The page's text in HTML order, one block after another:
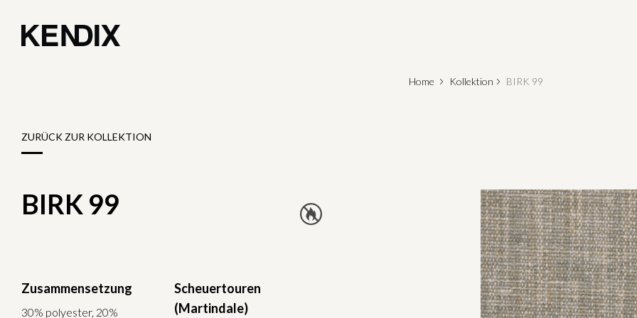
Home Kollektion BIRK 99
ZURÜCK ZUR KOLLEKTION
BIRK 99
Zusammensetzung
30% polyester, 20%
Scheuertouren
(Martindale)